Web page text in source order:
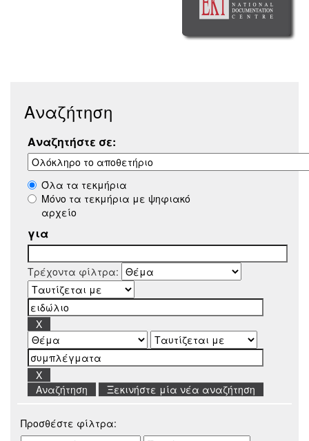
Αναζήτηση
Αναζητήστε σε:
Όλα τα τεκμήρια
Μόνο τα τεκμήρια με ψηφιακό
αρχείο
για
Τρέχοντα φίλτρα:
Ξεκινήστε μία νέα αναζήτηση
Προσθέστε φίλτρα: